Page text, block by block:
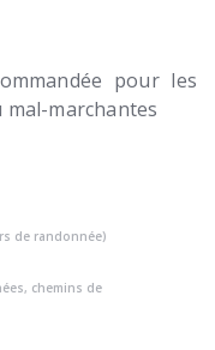
pour les
marchantes
de randonnée)
chemins de